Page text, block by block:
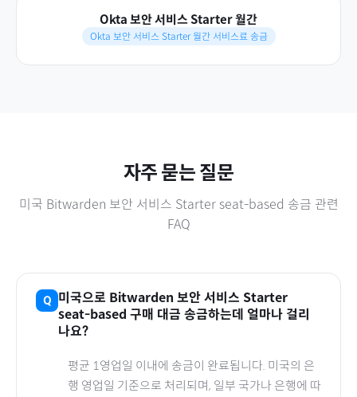
Okta 보안 서비스 Starter 월간
Okta 보안 서비스 Starter 월간 서비스료 송금
자주 묻는 질문
미국 Bitwarden 보안 서비스 Starter seat-based 송금 관련
FAQ
미국으로 Bitwarden 보안 서비스 Starter
seat-based 구매 대금 송금하는데 얼마나 걸리
나요?
평균 1영업일 이내에 송금이 완료됩니다. 미국의 은
행 영업일 기준으로 처리되며, 일부 국가나 은행에 따